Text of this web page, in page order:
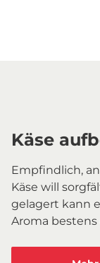
Käse
Empfindlich,
Käse will
gelagert kann
Aroma